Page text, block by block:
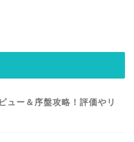
ュー＆序盤攻略！評価やリ